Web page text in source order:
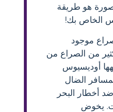
هو طريقة
الخاص بك!
موجود
من الصراع من
أوديسيوس
الضال
أخطار البحر
يخوض